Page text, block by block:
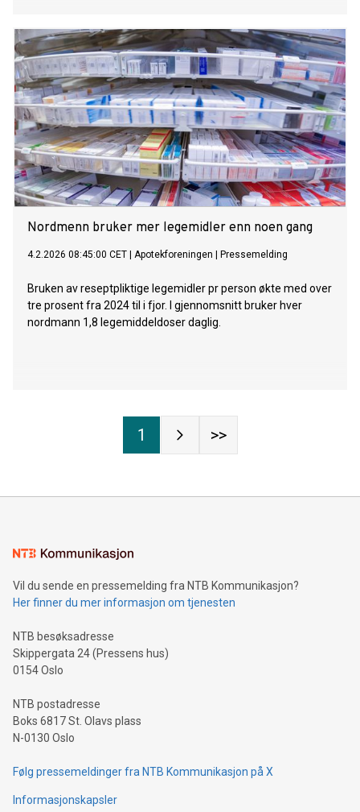
Nordmenn bruker mer legemidler enn noen gang
4.2.2026 08:45:00 CET Apotekforeningen Pressemelding
Bruken av reseptpliktige legemidler pr person økte med over
tre prosent fra 2024 til i fjor. I gjennomsnitt bruker hver
nordmann 1,8 legemiddeldoser daglig.
1 >>
Vil du sende en pressemelding fra NTB Kommunikasjon?
Her finner du mer informasjon om tjenesten
NTB besøksadresse
Skippergata 24 (Pressens hus)
0154 Oslo
NTB postadresse
Boks 6817 St. Olavs plass
N-0130 Oslo
Følg pressemeldinger fra NTB Kommunikasjon på X
Informasjonskapsler